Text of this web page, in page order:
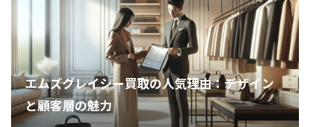
エムズグレイシー買取の人気理由：デザイン
と顧客層の魅力